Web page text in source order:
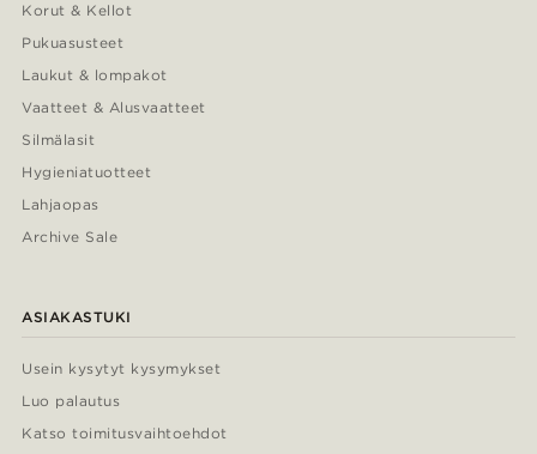
Korut & Kellot
Pukuasusteet
Laukut & lompakot
Vaatteet & Alusvaatteet
Silmälasit
Hygieniatuotteet
Lahjaopas
Archive Sale
ASIAKASTUKI
Usein kysytyt kysymykset
Luo palautus
Katso toimitusvaihtoehdot